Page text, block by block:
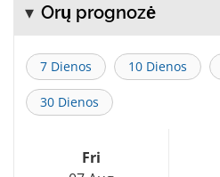
Orų prognozė
7 Dienos 10 Dienos
30 Dienos
Fri